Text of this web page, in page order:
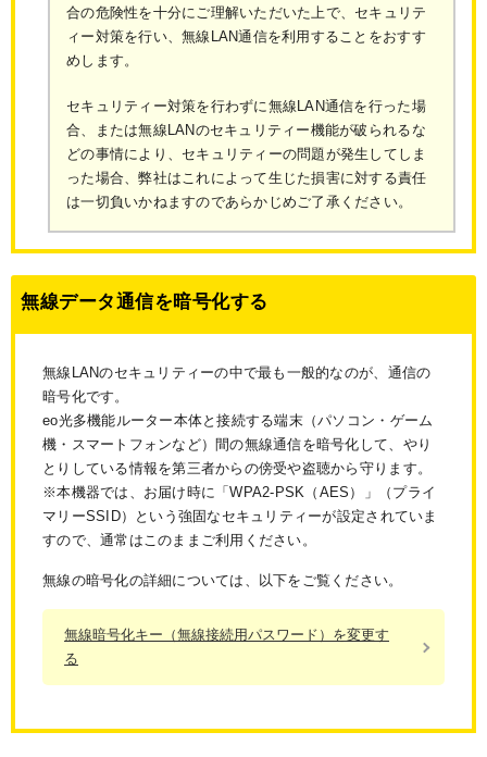
合の危険性を十分にご理解いただいた上で、セキュリテ
ィー対策を行い、無線LAN通信を利用することをおすす
めします。
セキュリティー対策を行わずに無線LAN通信を行った場
合、または無線LANのセキュリティー機能が破られるな
どの事情により、セキュリティーの問題が発生してしま
った場合、弊社はこれによって生じた損害に対する責任
は一切負いかねますのであらかじめご了承ください。
無線データ通信を暗号化する
無線LANのセキュリティーの中で最も一般的なのが、通信の
暗号化です。
eo光多機能ルーター本体と接続する端末（パソコン・ゲーム
機・スマートフォンなど）間の無線通信を暗号化して、やり
とりしている情報を第三者からの傍受や盗聴から守ります。
※本機器では、お届け時に「WPA2-PSK（AES）」（プライ
マリーSSID）という強固なセキュリティーが設定されていま
すので、通常はこのままご利用ください。
無線の暗号化の詳細については、以下をご覧ください。
無線暗号化キー（無線接続用パスワード）を変更す
る